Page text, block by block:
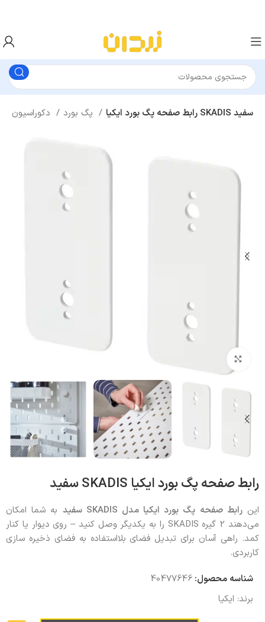
رابط صفحه پگ بورد ایکیا SKADIS سفید
رابط صفحه پگ بورد ایکیا SKADIS سفید
اینرابط صفحه پگ بورد ایکیا مدل سفید به شما امکان
می‌دهند 2 گیره SKADIS را به یکدیگر وصل کنید – روی دیوار یا کنار
کمد. راهی آسان برای تبدیل فضای بلااستفاده به فضای ذخیره سازی
کاربردی.
شناسه محصول:40477646
برند: ایکیا